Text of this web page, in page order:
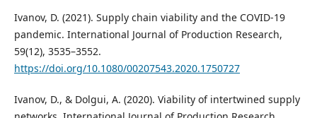
Ivanov, D. (2021). Supply chain viability and the COVID-19
pandemic. International Journal of Production Research,
59(12), 3535–3552.
https://doi.org/10.1080/00207543.2020.1750727
Ivanov, D., & Dolgui, A. (2020). Viability of intertwined supply